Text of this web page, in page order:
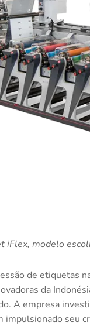
iFlex, modelo
de etiquetas
da
A empresa
impulsionado seu